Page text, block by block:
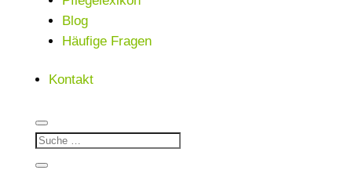
Blog
Häufige Fragen
Kontakt